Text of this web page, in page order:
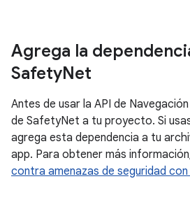
Agrega la
SafetyNet
Antes de usar la API de
de SafetyNet a tu proyecto. Si
agrega esta dependencia a tu
app. Para obtener más
contra amenazas de seguridad